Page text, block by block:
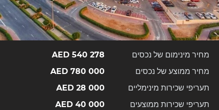
מחיר מינימום של נכסים
540 278 AED
מחיר ממוצע של נכסים
780 000 AED
תעריפי שכירות מינימליים
28 000 AED
תעריפי שכירות ממוצעים
40 000 AED